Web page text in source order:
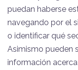
puedan haberse
navegando por el
o identificar qué
Asimismo pueden
información